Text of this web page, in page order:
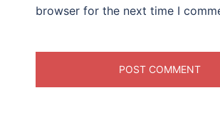
browser for the next time I